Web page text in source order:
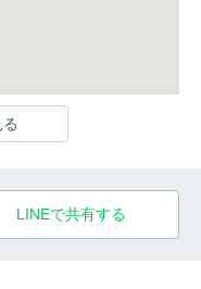
LINEで共有する